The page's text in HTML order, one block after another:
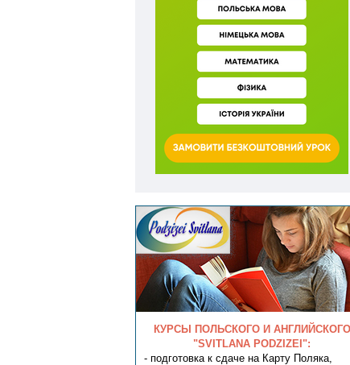
КУРСЫ ПОЛЬСКОГО И АНГЛИЙСКОГО
"SVITLANA PODZIZEI":
- подготовка к сдаче на Карту Поляка,